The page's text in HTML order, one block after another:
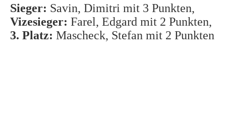
Sieger: Savin, Dimitri mit 3 Punkten,
Vizesieger: Farel, Edgard mit 2 Punkten,
3. Platz: Mascheck, Stefan mit 2 Punkten